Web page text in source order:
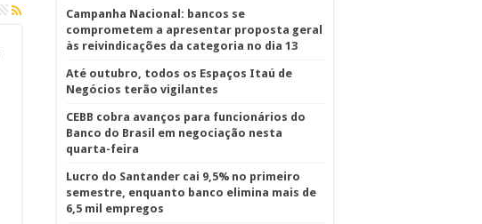
Campanha Nacional: bancos se
comprometem a apresentar proposta geral
às reivindicações da categoria no dia 13
Até outubro, todos os Espaços Itaú de
Negócios terão vigilantes
CEBB cobra avanços para funcionários do
Banco do Brasil em negociação nesta
quarta-feira
Lucro do Santander cai 9,5% no primeiro
semestre, enquanto banco elimina mais de
6,5 mil empregos